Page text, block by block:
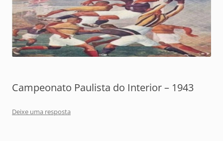
Campeonato Paulista do Interior – 1943
Deixe uma resposta